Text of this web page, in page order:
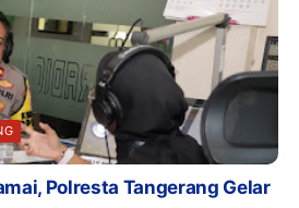
Polresta Tangerang Gelar